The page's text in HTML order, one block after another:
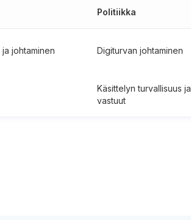
Politiikka
johtaminen Digiturvan johtaminen
Käsittelyn turvallisuus ja
vastuut